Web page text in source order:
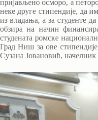
пријављено осморо, а
неке друге стипендије, да
из владања, а за студенте
обзира на начин
студената ромске
Град Ниш за ове
Сузана Јовановић,